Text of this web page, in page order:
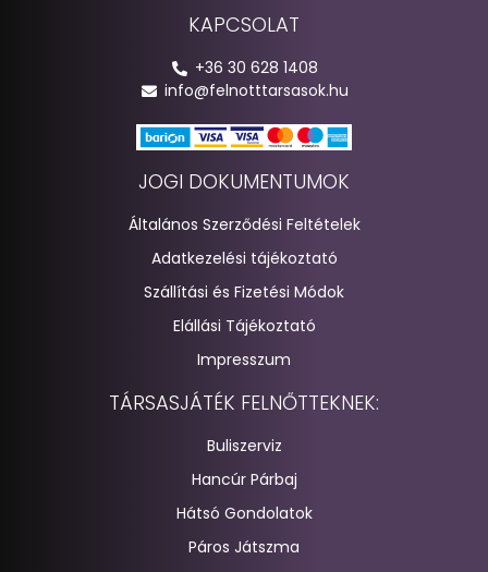
KAPCSOLAT
+36 30 628 1408
info@felnotttarsasok.hu
JOGI DOKUMENTUMOK
Általános Szerződési Feltételek
Adatkezelési tájékoztató
Szállítási és Fizetési Módok
Elállási Tájékoztató
Impresszum
TÁRSASJÁTÉK FELNŐTTEKNEK:
Buliszerviz
Hancúr Párbaj
Hátsó Gondolatok
Páros Játszma